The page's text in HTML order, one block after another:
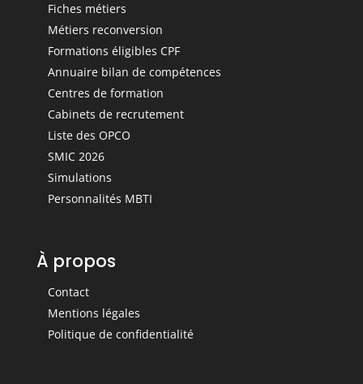
Fiches métiers
Métiers reconversion
Formations éligibles CPF
Annuaire bilan de compétences
Centres de formation
Cabinets de recrutement
Liste des OPCO
SMIC 2026
Simulations
Personnalités MBTI
À propos
Contact
Mentions légales
Politique de confidentialité